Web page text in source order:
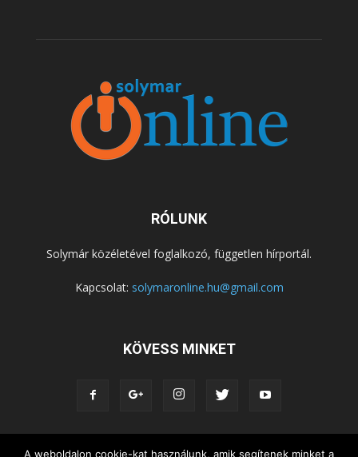
RÓLUNK
Solymár közéletével foglalkozó, független hírportál.
Kapcsolat: solymaronline.hu@gmail.com
KÖVESS MINKET
A weboldalon cookie-kat használunk, amik segítenek minket a